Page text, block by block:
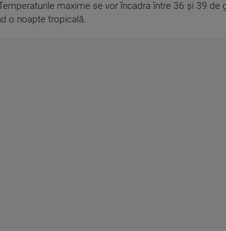
maxime se vor încadra între 36 și 39 de
o noapte tropicală.